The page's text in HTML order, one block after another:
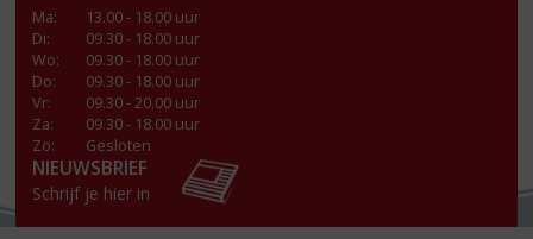
Ma:
13.00 - 18.00 uur
Di:
09.30 - 18.00 uur
Wo:
09.30 - 18.00 uur
Do:
09.30 - 18.00 uur
Vr:
09.30 - 20.00 uur
Za:
09.30 - 18.00 uur
Zo:
Gesloten
NIEUWSBRIEF
Schrijf je hier in